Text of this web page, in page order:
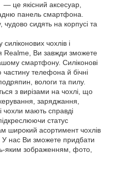
це якісний аксесуар,
панель смартфона.
чудово сидять на корпусі та
чохлів і
Realme, Ви завжди зможете
смартфону. Силіконові
телефона й бічні
вологи та пилу.
з вирізами на чохлі, що
заряджання,
чохли мають справді
статус
асортимент чохлів
У нас Ви зможете придбати
яким зображенням, фото,